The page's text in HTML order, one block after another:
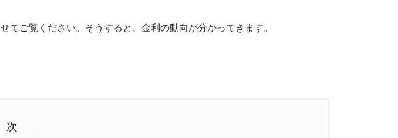
ご覧ください。そうすると、金利の動向が分かってきます。
次